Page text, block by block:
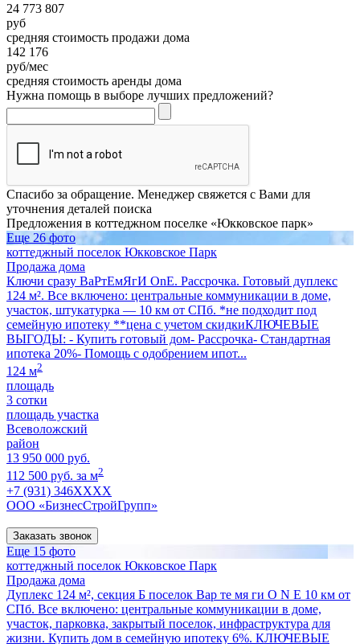
24 773 807
руб
средняя стоимость продажи дома
142 176
руб/мес
средняя стоимость аренды дома
Нужна помощь в выборе лучших предложений?
Спасибо за обращение. Менеджер свяжется с Вами для
уточнения деталей поиска
Предложения в коттеджном поселке «Юкковское парк»
Еще 26 фото
коттеджный поселок Юкковское Парк
Продажа дома
Ключи сразу ВаРтЕмЯгИ OnE. Рассрочка. Готовый дуплекс
124 м². Все включено: центральные коммуникации в доме,
участок, штукатурка — 10 км от СПб. *не подходит под
семейную ипотеку **цена с учетом скидкиКЛЮЧЕВЫЕ
ВЫГОДЫ: - Купить готовый дом- Рассрочка- Стандартная
ипотека 20%- Помощь с одобрением ипот...
124 м2
площадь
3 сотки
площадь участка
Всеволожский
район
13 950 000 руб.
112 500 руб. за м2
+7 (931) 346XXXX
ООО «БизнесСтройГрупп»
Заказать звонок
Еще 15 фото
коттеджный поселок Юкковское Парк
Продажа дома
Дуплекс 124 м², секция Б поселок Вар те мя ги O N E 10 км от
СПб. Все включено: центральные коммуникации в доме,
участок, парковка, закрытый поселок, инфраструктура для
жизни. Купить дом в семейную ипотеку 6%. КЛЮЧЕВЫЕ